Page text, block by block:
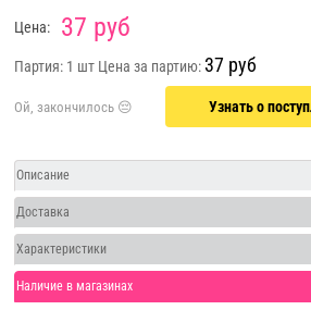
Цена: 37 руб
Партия: 1 шт Цена за партию: 37 руб
Узнать о
Описание
Доставка
Характеристики
Наличие в магазинах